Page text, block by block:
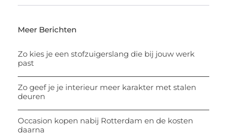
Meer Berichten
Zo kies je een stofzuigerslang die bij jouw werk
past
Zo geef je je interieur meer karakter met stalen
deuren
Occasion kopen nabij Rotterdam en de kosten
daarna